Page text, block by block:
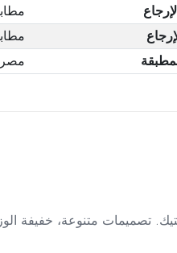
مصر
إلى إطلالتك اليومية مع مجموعة حلقان من 36 حلق